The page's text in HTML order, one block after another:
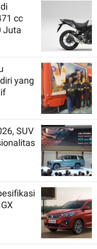
cc
Juta
yang
SUV